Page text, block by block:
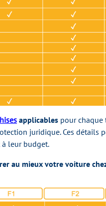
applicables pour chaque
juridique. Ces détails
leur budget.
au mieux votre voiture